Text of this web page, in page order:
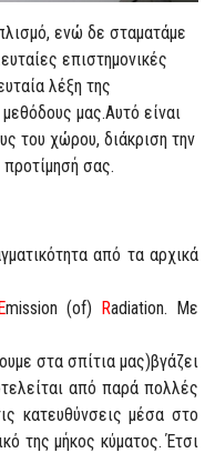
ενώ δε σταματάμε
επιστημονικές
λέξη της
μας.Αυτό είναι
του χώρου, διάκριση την
σας.
από τα αρχικά
mission (of) Radiation. Με
στα σπίτια μας)βγάζει
από παρά πολλές
κατευθύνσεις μέσα στο
της μήκος κύματος. Έτσι